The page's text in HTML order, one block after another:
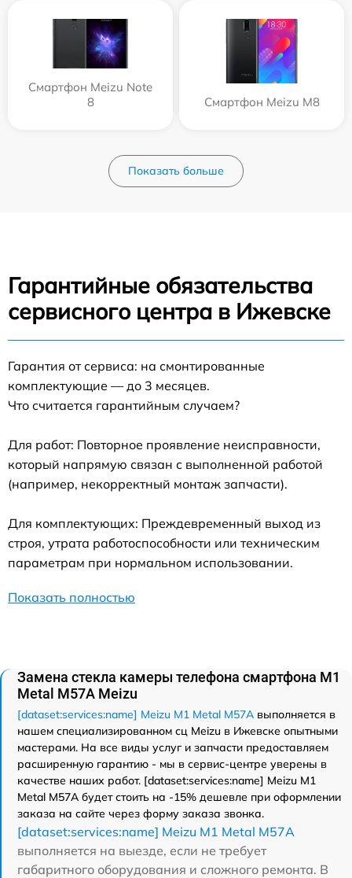
Смартфон Meizu Note
8
Смартфон Meizu M8
Показать больше
Гарантийные обязательства
сервисного центра в Ижевске
Гарантия от сервиса: на смонтированные
комплектующие — до 3 месяцев.
Что считается гарантийным случаем?
Для работ: Повторное проявление неисправности,
который напрямую связан с выполненной работой
(например, некорректный монтаж запчасти).
Для комплектующих: Преждевременный выход из
строя, утрата работоспособности или техническим
параметрам при нормальном использовании.
Показать полностью
Замена стекла камеры телефона смартфона M1
Metal M57A Meizu
[dataset:services:name] Meizu M1 Metal M57A выполняется в
нашем специализированном сц Meizu в Ижевске опытными
мастерами. На все виды услуг и запчасти предоставляем
расширенную гарантию - мы в сервис-центре уверены в
качестве наших работ. [dataset:services:name] Meizu M1
Metal M57A будет стоить на -15% дешевле при оформлении
заказа на сайте через форму заказа звонка.
[dataset:services:name] Meizu M1 Metal M57A
выполняется на выезде, если не требует
габаритного оборудования и сложного ремонта. В